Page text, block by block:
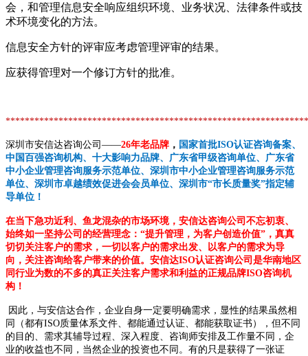
会，和管理信息安全响应组织环境、业务状况、法律条件或技
术环境变化的方法。
信息安全方针的评审应考虑管理评审的结果。
应获得管理对一个修订方针的批准。
深圳市安信达咨询公司——26年老品牌 ， 国家首批ISO认证咨询备案、
中国百强咨询机构、十大影响力品牌、广东省甲级咨询单位、广东省
中小企业管理咨询服务示范单位、深圳市中小企业管理咨询服务示范
单位、深圳市卓越绩效促进会会员单位、深圳市“市长质量奖”指定辅
导单位！
在当下急功近利、鱼龙混杂的市场环境，安信达咨询公司不忘初衷、
始终如一坚持公司的经营理念：“提升管理，为客户创造价值”，真真
切切关注客户的需求，一切以客户的需求出发、以客户的需求为导
向，关注咨询给客户带来的价值。安信达ISO认证咨询公司是华南地区
同行业为数的不多的真正关注客户需求和利益的正规品牌ISO咨询机
构！
因此，与安信达合作，企业自身一定要明确需求，显性的结果虽然相
同（都有ISO质量体系文件、都能通过认证、都能获取证书），但不同
的目的、需求其辅导过程、深入程度、咨询师安排及工作量不同，企
业的收益也不同，当然企业的投资也不同。有的只是获得了一张证